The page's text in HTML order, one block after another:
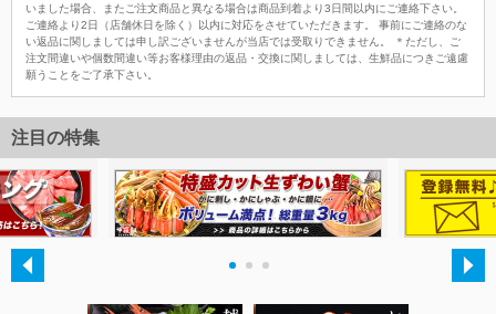
いました場合、またご注文商品と異なる場合は商品到着より3日間以内にご連絡下さい。
ご連絡より2日（店舗休日を除く）以内に対応をさせていただきます。 事前にご連絡のな
い返品に関しましては申し訳ございませんが当店では受取りできません。 ＊ただし、ご
注文間違いや個数間違い等お客様理由の返品・交換に関しましては、生鮮品につきご遠慮
願うことをご了承下さい。
注目の特集